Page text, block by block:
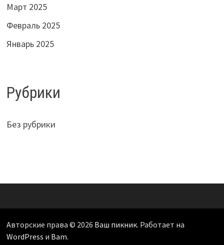
Март 2025
Февраль 2025
Январь 2025
Рубрики
Без рубрики
Авторские права © 2026 Ваш пикник. Работает на
WordPress и Bam.